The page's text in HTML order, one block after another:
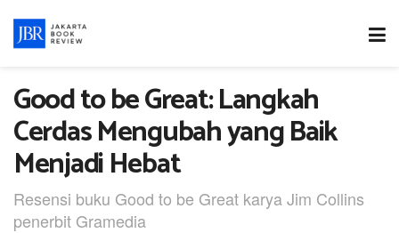
Good to be Great: Langkah
Cerdas Mengubah yang Baik
Menjadi Hebat
Resensi buku Good to be Great karya Jim Collins
penerbit Gramedia